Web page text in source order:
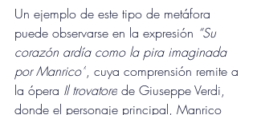
Un ejemplo de este tipo de metáfora
puede observarse en la expresión “Su
corazón ardía como la pira imaginada
por Manrico”, cuya comprensión remite a
la ópera Il trovatore de Giuseppe Verdi,
donde el personaje principal, Manrico